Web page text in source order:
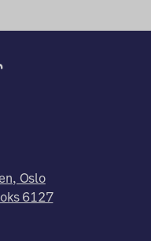
Oslo
6127